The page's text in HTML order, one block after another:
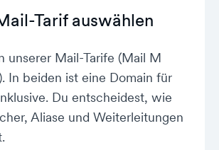
Tarif auswählen
unserer Mail-Tarife (Mail M
In beiden ist eine Domain für
Du entscheidest, wie
Aliase und Weiterleitungen